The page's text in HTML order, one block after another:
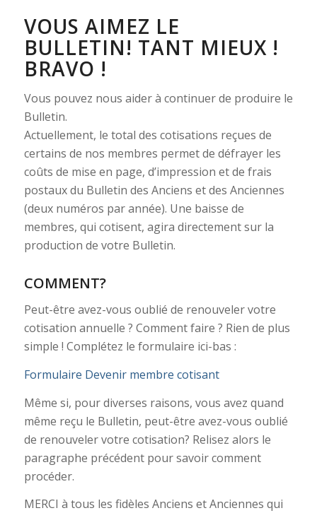
VOUS AIMEZ LE
BULLETIN! TANT MIEUX !
BRAVO !
Vous pouvez nous aider à continuer de produire le
Bulletin.
Actuellement, le total des cotisations reçues de
certains de nos membres permet de défrayer les
coûts de mise en page, d’impression et de frais
postaux du Bulletin des Anciens et des Anciennes
(deux numéros par année). Une baisse de
membres, qui cotisent, agira directement sur la
production de votre Bulletin.
COMMENT?
Peut-être avez-vous oublié de renouveler votre
cotisation annuelle ? Comment faire ? Rien de plus
simple ! Complétez le formulaire ici-bas :
Formulaire Devenir membre cotisant
Même si, pour diverses raisons, vous avez quand
même reçu le Bulletin, peut-être avez-vous oublié
de renouveler votre cotisation? Relisez alors le
paragraphe précédent pour savoir comment
procéder.
MERCI à tous les fidèles Anciens et Anciennes qui